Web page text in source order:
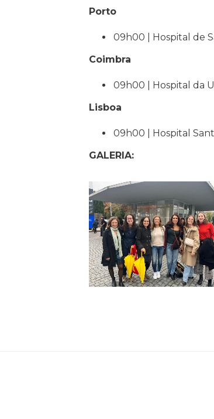
Porto
09h00 | Hospital de
Coimbra
09h00 | Hospital da
Lisboa
09h00 | Hospital
GALERIA: